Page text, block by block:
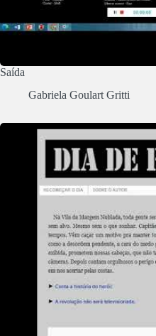
Saída
Gabriela Goulart Gritti